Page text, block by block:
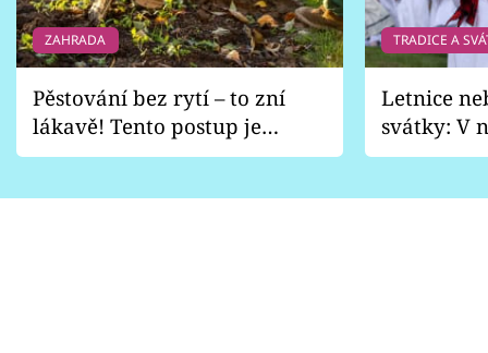
ZAHRADA
Pěstování bez rytí – to zní
lákavě! Tento postup je
vhodný jen pro některé
TRADICE A
Letnice
svátky: V
pondělí